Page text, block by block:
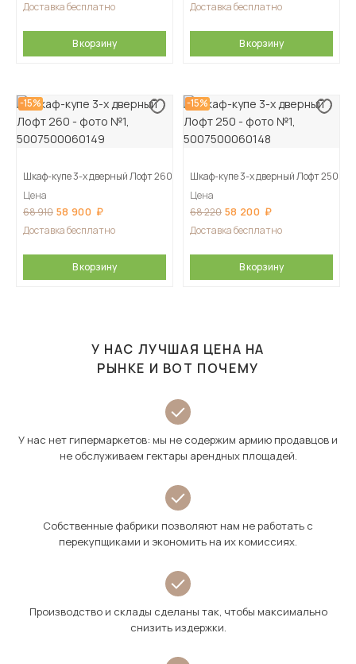
Доставка бесплатно
В корзину
Доставка бесплатно
В корзину
-15%
Шкаф-купе 3-х дверный Лофт 260
Цена
68 910 58 900
Доставка бесплатно
В корзину
-15%
Шкаф-купе 3-х дверный Лофт 250
Цена
68 220 58 200
Доставка бесплатно
В корзину
У НАС ЛУЧШАЯ ЦЕНА НА
РЫНКЕ И ВОТ ПОЧЕМУ
У нас нет гипермаркетов: мы не содержим армию продавцов и
не обслуживаем гектары арендных площадей.
Собственные фабрики позволяют нам не работать с
перекупщиками и экономить на их комиссиях.
Производство и склады сделаны так, чтобы максимально
снизить издержки.